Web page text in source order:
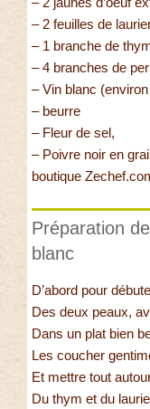
– 2 feuilles de
– 1 branche de
– 4 branches de
– Vin blanc
– beurre
– Fleur de sel,
– Poivre noir en
boutique
Préparation
blanc
D’abord pour
Des deux peaux,
Dans un plat bien
Les coucher
Et mettre tout
Du thym et du